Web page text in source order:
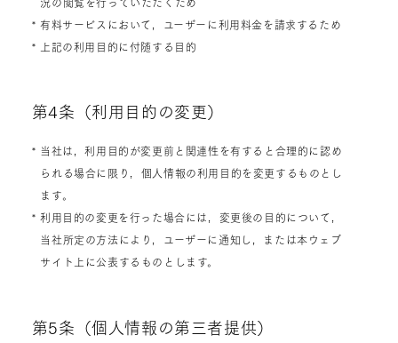
* 有料サービスにおいて，ユーザーに利用料金を請求するため
* 上記の利用目的に付随する目的
第4条（利用目的の変更）
* 当社は，利用目的が変更前と関連性を有すると合理的に認め
られる場合に限り，個人情報の利用目的を変更するものとし
ます。
* 利用目的の変更を行った場合には，変更後の目的について，
当社所定の方法により，ユーザーに通知し，または本ウェブ
サイト上に公表するものとします。
第5条（個人情報の第三者提供）